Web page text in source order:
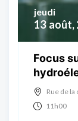
13 août,
jeudi
Focus
Rue de la
11h00